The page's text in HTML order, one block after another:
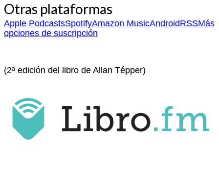
Otras plataformas
Apple PodcastsSpotifyAmazon MusicAndroidRSSMás
opciones de suscripción
(2ª edición del libro de Allan Tépper)